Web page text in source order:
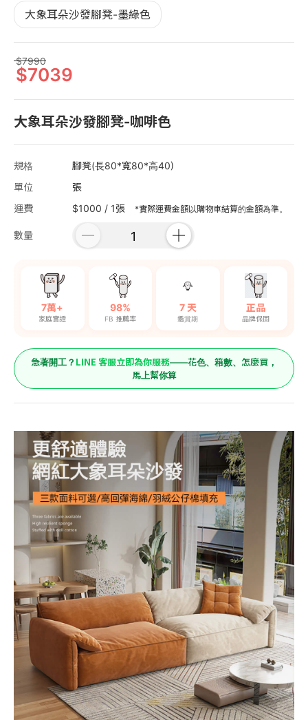
大象耳朵沙發腳凳-墨綠色
7990
7039
大象耳朵沙發腳凳-咖啡色
規格
腳凳(長80*寬80*高40)
單位
張
運費
$1000 / 1張 *實際運費金額以購物車結算的金額為準。
數量
7萬+
家庭實證
98%
FB 推薦率
7 天
鑑賞期
正品
品牌保固
急著開工？ LINE 客服立即為你服務——花色、箱數、怎麼買，
馬上幫你算